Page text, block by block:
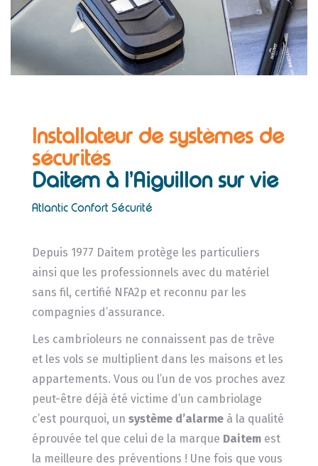
Installateur de systèmes de
sécurités
Daitemà l’Aiguillon sur vie
Atlantic Confort Sécurité
Depuis 1977 Daitem protège les particuliers
ainsi que les professionnels avec du matériel
sans fil, certifié NFA2p et reconnu par les
compagnies d’assurance.
Les cambrioleurs ne connaissent pas de trêve
et les vols se multiplient dans les maisons et les
appartements. Vous ou l’un de vos proches avez
peut-être déjà été victime d’un cambriolage
c’est pourquoi, un système d’alarmeà la qualité
éprouvée tel que celui de la marque Daitemest
la meilleure des préventions ! Une fois que vous